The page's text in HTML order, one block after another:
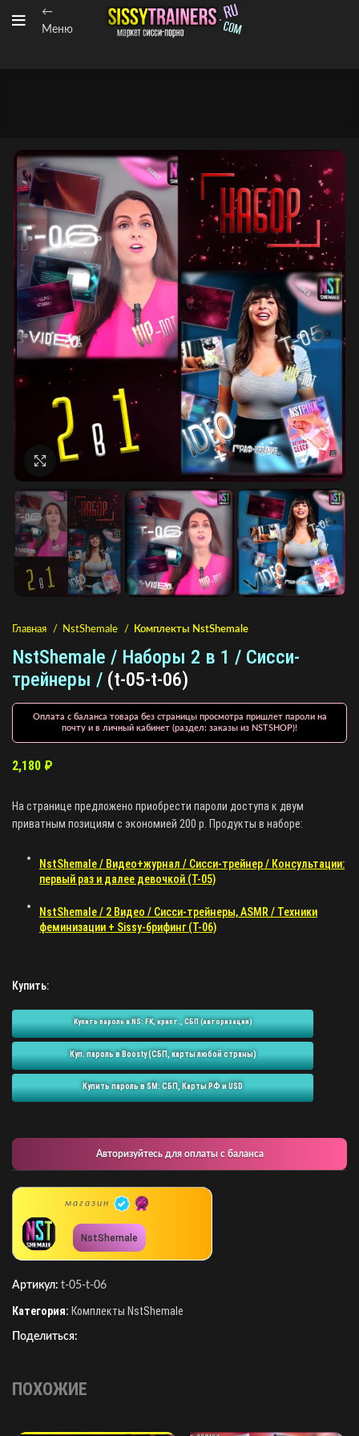
←
Меню
Нажмите, чтобы увеличить
Главная NstShemale Комплекты NstShemale
NstShemale / Наборы 2 в 1 / Сисси-
трейнеры / (t-05-t-06)
Оплата с баланса товара без страницы просмотра пришлет пароли на
почту и в личный кабинет (раздел: заказы из NSTSHOP)!
2,180 ₽
На странице предложено приобрести пароли доступа к двум
приватным позициям с экономией 200 р. Продукты в наборе:
NstShemale / Видео+журнал / Сисси-трейнер / Консультации:
первый раз и далее девочкой (T-05)
NstShemale / 2 Видео / Сисси-трейнеры, ASMR / Техники
феминизации + Sissy-брифинг (T-06)
Купить:
Купить пароль в NS: FK, крипт., СБП (авторизация)
Куп. пароль в Boosty (СБП, карты любой страны)
Купить пароль в SM: СБП, Карты РФ и USD
Авторизуйтесь для оплаты с баланса
магазин
NstShemale
Артикул: t-05-t-06
Категория: Комплекты NstShemale
Поделиться:
ПОХОЖИЕ